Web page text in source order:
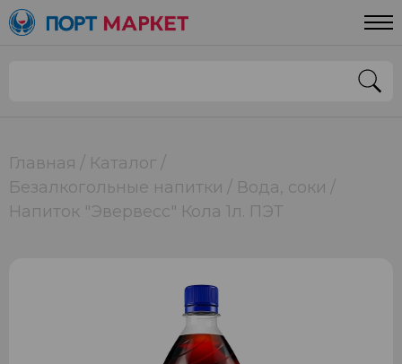
Главная
Каталог
Безалкогольные напитки
Вода, соки
Напиток "Эвервесс" Кола 1л. ПЭТ